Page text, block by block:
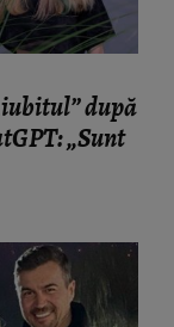
după
„Sunt